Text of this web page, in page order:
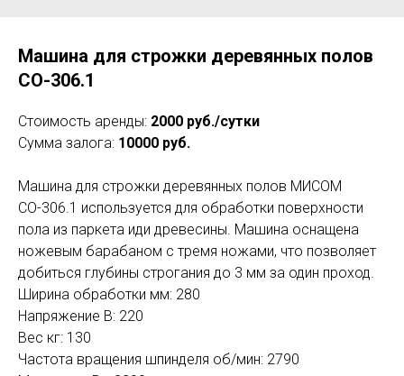
Машина для строжки деревянных полов
СО-306.1
Стоимость аренды: 2000 руб./сутки
Сумма залога: 10000 руб.
Машина для строжки деревянных полов МИСОМ
СО-306.1 используется для обработки поверхности
пола из паркета иди древесины. Машина оснащена
ножевым барабаном с тремя ножами, что позволяет
добиться глубины строгания до 3 мм за один проход.
Ширина обработки мм: 280
Напряжение В: 220
Вес кг: 130
Частота вращения шпинделя об/мин: 2790